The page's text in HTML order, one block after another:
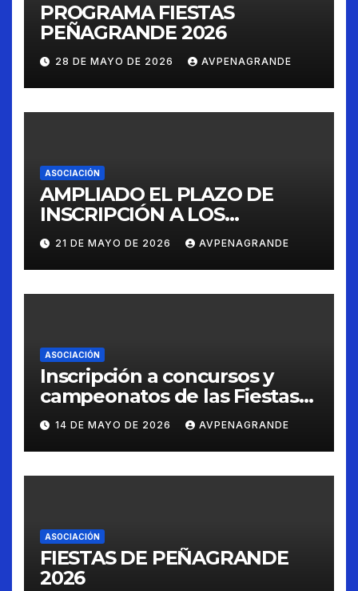
PROGRAMA FIESTAS
PEÑAGRANDE 2026
28 DE MAYO DE 2026 AVPENAGRANDE
ASOCIACIÓN
AMPLIADO EL PLAZO DE
INSCRIPCIÓN A LOS
CONCURSOS FIESTAS 2026
21 DE MAYO DE 2026 AVPENAGRANDE
ASOCIACIÓN
Inscripción a concursos y
campeonatos de las Fiestas
de Peñagrande 2026
14 DE MAYO DE 2026 AVPENAGRANDE
ASOCIACIÓN
FIESTAS DE PEÑAGRANDE
2026